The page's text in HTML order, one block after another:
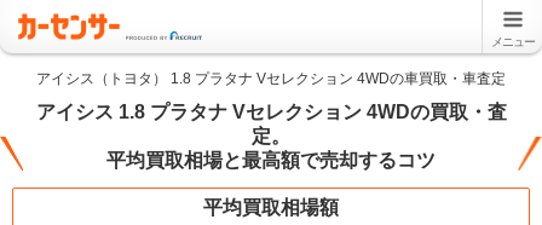
メニュー
アイシス（トヨタ） 1.8 プラタナ Vセレクション 4WDの車買取・車査定
アイシス 1.8 プラタナ Vセレクション 4WDの買取・査
定。
平均買取相場と最高額で売却するコツ
平均買取相場額